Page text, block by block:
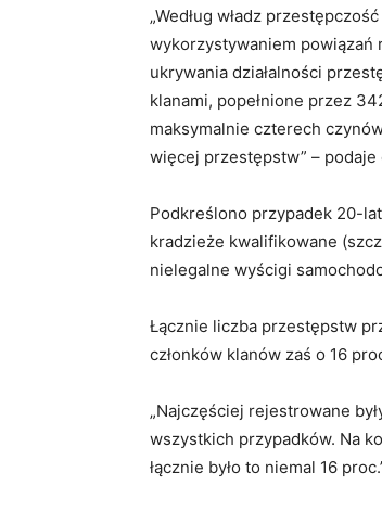
„Według władz
wykorzystywaniem powiązań
ukrywania działalności
klanami, popełnione przez
maksymalnie czterech
więcej przestępstw” – podaje
Podkreślono przypadek 20-
kradzieże kwalifikowane
nielegalne wyścigi
Łącznie liczba przestępstw
członków klanów zaś o 16
„Najczęściej rejestrowane
wszystkich przypadków. Na
łącznie było to niemal 16